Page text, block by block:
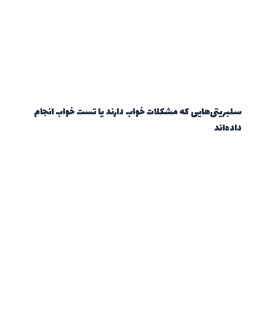
سلبریتی‌هایی که مشکلات خواب دارند یا تست خواب انجام
داده‌اند